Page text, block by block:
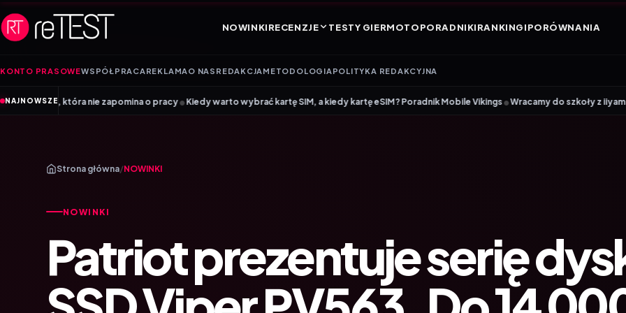
NOWINKIRECENZJE TESTY GIERMOTOPORADNIKIRANKINGIPORÓWNANIA
KONTO PRASOWEWSPÓŁPRACA REKLAMA O NAS REDAKCJA METODOLOGIA POLITYKA REDAKCYJNA
NAJNOWSZE
nie zapomina o pracy•Kiedy warto wybrać kartę SIM, a kiedy kartę eSIM? Poradnik Mobile Vikings•Wracamy do szkoły z iiyama – promocja
Strona główna/NOWINKI
NOWINKI
Patriot prezentuje serię